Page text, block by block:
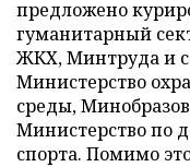
предложено
гуманитарный
ЖКХ, Минтруда и
Министерство
среды,
Министерство по
спорта. Помимо